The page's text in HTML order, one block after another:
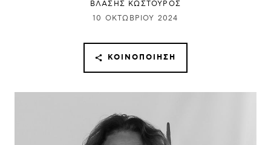
ΒΛΑΣΗΣ ΚΩΣΤΟΥΡΟΣ
10 ΟΚΤΩΒΡΊΟΥ 2024
ΚΟΙΝΟΠΟΊΗΣΗ